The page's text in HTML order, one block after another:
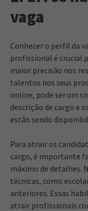
vaga
Conhecer o perfil da
profissional é crucial
maior precisão nos
talentos nos seus
online, pode ser um
descrição de cargo e
estão sendo
Para atrair os
cargo, é importante
máximo de detalhes.
técnicas, como
anteriores. Essas
atrair profissionais